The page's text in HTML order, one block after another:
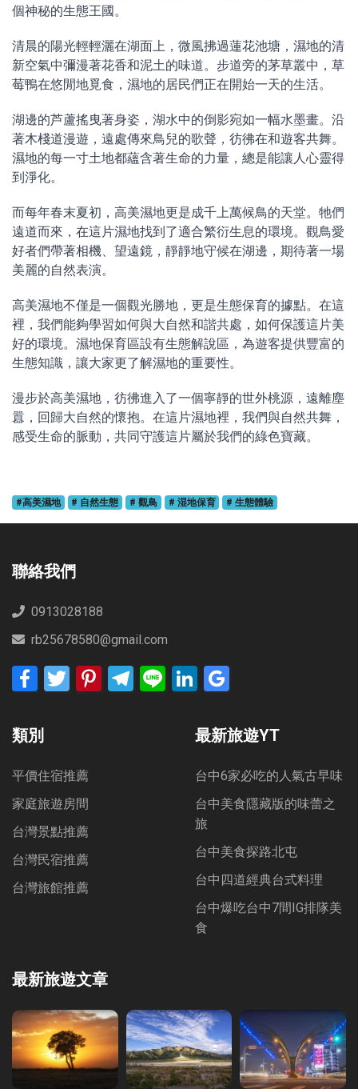
個神秘的生態王國。
清晨的陽光輕輕灑在湖面上，微風拂過蓮花池塘，濕地的清
新空氣中彌漫著花香和泥土的味道。步道旁的茅草叢中，草
莓鴨在悠閒地覓食，濕地的居民們正在開始一天的生活。
湖邊的芦蘆搖曳著身姿，湖水中的倒影宛如一幅水墨畫。沿
著木棧道漫遊，遠處傳來鳥兒的歌聲，彷彿在和遊客共舞。
濕地的每一寸土地都蘊含著生命的力量，總是能讓人心靈得
到淨化。
而每年春末夏初，高美濕地更是成千上萬候鳥的天堂。牠們
遠道而來，在這片濕地找到了適合繁衍生息的環境。觀鳥愛
好者們帶著相機、望遠鏡，靜靜地守候在湖邊，期待著一場
美麗的自然表演。
高美濕地不僅是一個觀光勝地，更是生態保育的據點。在這
裡，我們能夠學習如何與大自然和諧共處，如何保護這片美
好的環境。濕地保育區設有生態解說區，為遊客提供豐富的
生態知識，讓大家更了解濕地的重要性。
漫步於高美濕地，彷彿進入了一個寧靜的世外桃源，遠離塵
囂，回歸大自然的懷抱。在這片濕地裡，我們與自然共舞，
感受生命的脈動，共同守護這片屬於我們的綠色寶藏。
#高美濕地 # 自然生態 # 觀鳥 # 湿地保育 # 生態體驗
聯絡我們
0913028188
rb25678580@gmail.com
FacebookTwitter PinterestTelegram
Line LinkedIn
類別
平價住宿推薦
家庭旅遊房間
台灣景點推薦
台灣民宿推薦
台灣旅館推薦
最新旅遊文章
最新旅遊YT
台中6家必吃的人氣古早味
台中美食隱藏版的味蕾之
旅
台中美食探路北屯
台中四道經典台式料理
台中爆吃台中7間IG排隊美
食